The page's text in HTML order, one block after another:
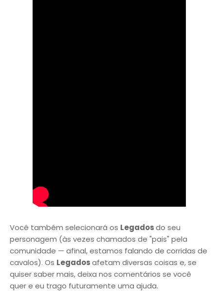
Você também selecionará os Legadosdo seu
personagem (às vezes chamados de "pais" pela
comunidade — afinal, estamos falando de corridas de
cavalos). Os Legadosafetam diversas coisas e, se
quiser saber mais, deixa nos comentários se você
quer e eu trago futuramente uma ajuda.